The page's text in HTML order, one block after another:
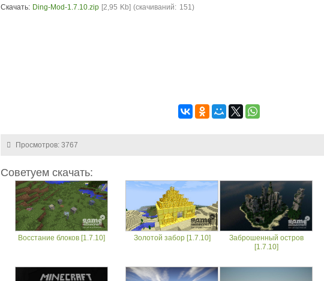
Скачать: Ding-Mod-1.7.10.zip [2,95 Kb] (cкачиваний: 151)
Просмотров: 3767
Советуем скачать:
Восстание блоков [1.7.10] Золотой забор [1.7.10]
Заброшенный остров
[1.7.10]